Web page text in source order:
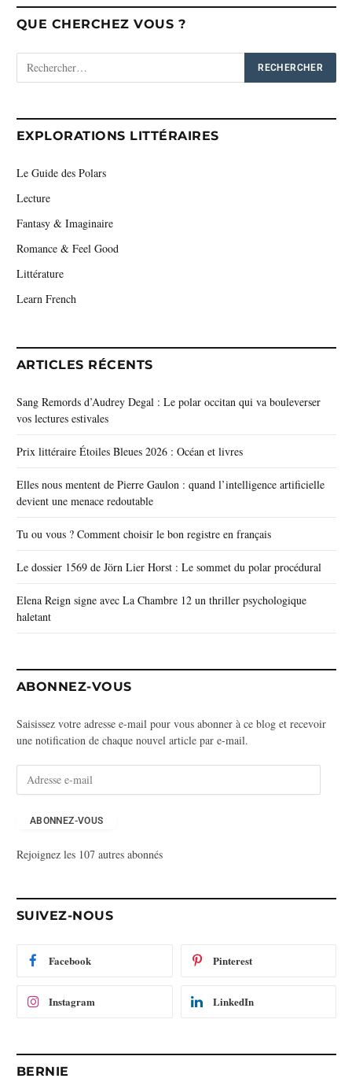
QUE CHERCHEZ VOUS ?
EXPLORATIONS LITTÉRAIRES
Le Guide des Polars
Lecture
Fantasy & Imaginaire
Romance & Feel Good
Littérature
Learn French
ARTICLES RÉCENTS
Sang Remords d’Audrey Degal : Le polar occitan qui va bouleverser
vos lectures estivales
Prix littéraire Étoiles Bleues 2026 : Océan et livres
Elles nous mentent de Pierre Gaulon : quand l’intelligence artificielle
devient une menace redoutable
Tu ou vous ? Comment choisir le bon registre en français
Le dossier 1569 de Jörn Lier Horst : Le sommet du polar procédural
Elena Reign signe avec La Chambre 12 un thriller psychologique
haletant
ABONNEZ-VOUS
Saisissez votre adresse e-mail pour vous abonner à ce blog et recevoir
une notification de chaque nouvel article par e-mail.
s
-
m
ABONNEZ-VOUS
Rejoignez les 107 autres abonnés
SUIVEZ-NOUS
Facebook Pinterest
Instagram LinkedIn
BERNIE